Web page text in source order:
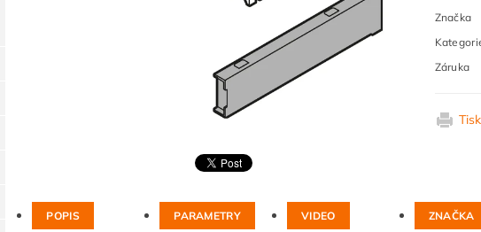
Značka
Záruka
Tisk
POPIS PARAMETRY VIDEO ZNAČKA